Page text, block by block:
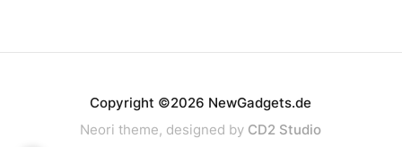
Copyright ©2026 NewGadgets.de
Neori theme, designed by CD2 Studio